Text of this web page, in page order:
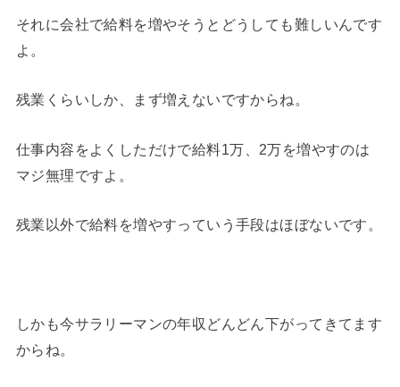
それに会社で給料を増やそうとどうしても難しいんです
よ。
残業くらいしか、まず増えないですからね。
仕事内容をよくしただけで給料1万、 2万を増やすのは
マジ無理ですよ。
残業以外で給料を増やすっていう手段はほぼないです。
しかも今サラリーマンの年収どんどん下がってきてます
からね。